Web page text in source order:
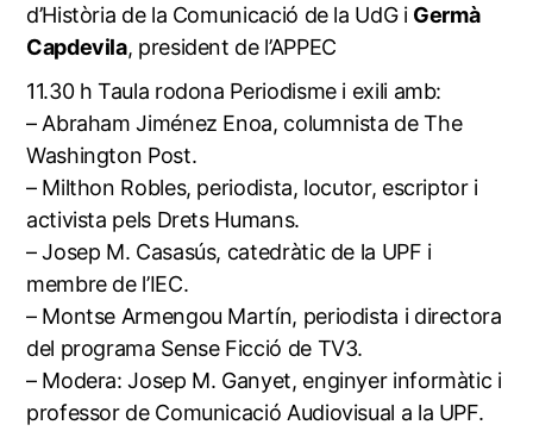
d’Història de la Comunicació de la UdG i Germà
Capdevila, president de l’APPEC
11.30 h Taula rodona Periodisme i exili amb:
– Abraham Jiménez Enoa, columnista de The
Washington Post.
– Milthon Robles, periodista, locutor, escriptor i
activista pels Drets Humans.
– Josep M. Casasús, catedràtic de la UPF i
membre de l’IEC.
– Montse Armengou Martín, periodista i directora
del programa Sense Ficció de TV3.
– Modera: Josep M. Ganyet, enginyer informàtic i
professor de Comunicació Audiovisual a la UPF.